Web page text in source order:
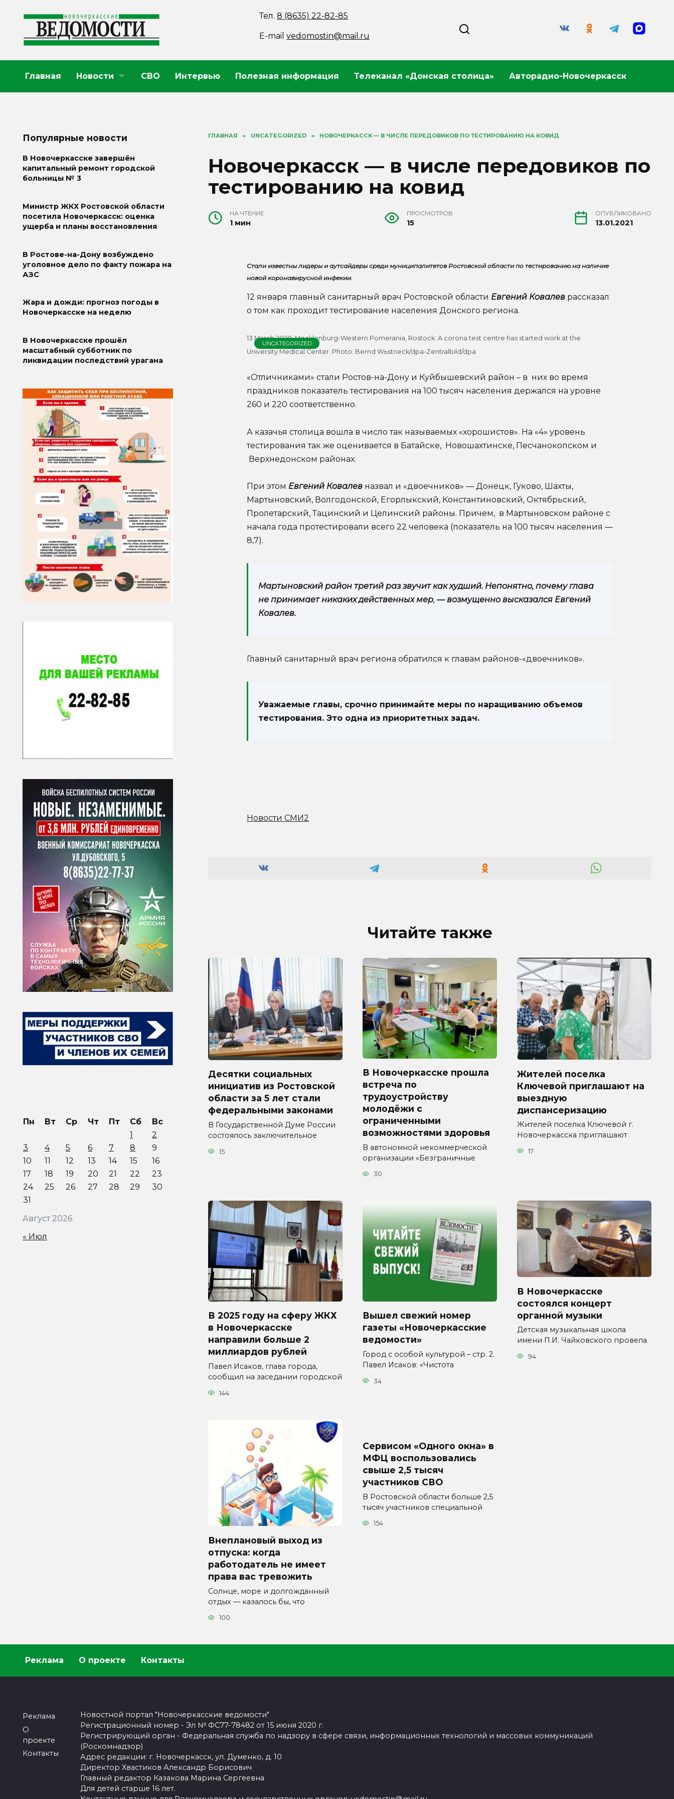
содержанию
Тел.8 (8635) 22-82-85
E-mailvedomostin@mail.ru
Главная Новости СВО Интервью Полезная информация Телеканал «Донская столица» Авторадио-Новочеркасск
ГЛАВНАЯ » UNCATEGORIZED » НОВОЧЕРКАССК — В ЧИСЛЕ ПЕРЕДОВИКОВ ПО ТЕСТИРОВАНИЮ НА КОВИД
Новочеркасск — в числе передовиков по
тестированию на ковид
НА ЧТЕНИЕ
1 мин
ПРОСМОТРОВ
15
ОПУБЛИКОВАНО
13.01.2021
Стали известны лидеры и аутсайдеры среди муниципалитетов Ростовской области по тестированию на наличие
новой коронавирусной инфекии.
12 января главный санитарный врач Ростовской области Евгений Ковалев рассказал
о том как проходит тестирование населения Донского региона.
13 March 2020, Mecklenburg-Western Pomerania, Rostock: A corona test centre has started work at the
University Medical Center. Photo: Bernd Wьstneck/dpa-Zentralbild/dpa
UNCATEGORIZED
«Отличниками» стали Ростов-на-Дону и Куйбышевский район – в них во время
праздников показатель тестирования на 100 тысяч населения держался на уровне
260 и 220 соответственно.
А казачья столица вошла в число так называемых «хорошистов». На «4» уровень
тестирования так же оценивается в Батайске, Новошахтинске, Песчанокопском и
Верхнедонском районах.
При этом Евгений Ковалев назвал и «двоечников» — Донецк, Гуково, Шахты,
Мартыновский, Волгодонской, Егорлыкский, Константиновский, Октябрьский,
Пролетарский, Тацинский и Целинский районы. Причем, в Мартыновском районе с
начала года протестировали всего 22 человека (показатель на 100 тысяч населения —
8,7).
Мартыновский район третий раз звучит как худший. Непонятно, почему глава
не принимает никаких действенных мер, — возмущенно высказался Евгений
Ковалев.
Главный санитарный врач региона обратился к главам районов-«двоечников».
Уважаемые главы, срочно принимайте меры по наращиванию объемов
тестирования. Это одна из приоритетных задач.
Новости СМИ2
Читайте также
Десятки социальных
инициатив из Ростовской
области за 5 лет стали
федеральными законами
В Государственной Думе России
состоялось заключительное
15
В Новочеркасске прошла
встреча по
трудоустройству
молодёжи с
ограниченными
возможностями здоровья
В автономной некоммерческой
организации «Безграничные
30
Жителей поселка
Ключевой приглашают на
выездную
диспансеризацию
Жителей поселка Ключевой г.
Новочеркасска приглашают
17
В 2025 году на сферу ЖКХ
в Новочеркасске
направили больше 2
миллиардов рублей
Павел Исаков, глава города,
сообщил на заседании городской
144
Вышел свежий номер
газеты «Новочеркасские
ведомости»
Город с особой культурой – стр. 2.
Павел Исаков: «Чистота
34
В Новочеркасске
состоялся концерт
органной музыки
Детская музыкальная школа
имени П.И. Чайковского провела
94
Внеплановый выход из
отпуска: когда
работодатель не имеет
права вас тревожить
Солнце, море и долгожданный
отдых — казалось бы, что
100
Сервисом «Одного окна» в
МФЦ воспользовались
свыше 2,5 тысяч
участников СВО
В Ростовской области больше 2,5
тысяч участников специальной
154
Популярные новости
В Новочеркасске завершён
капитальный ремонт городской
больницы № 3
Министр ЖКХ Ростовской области
посетила Новочеркасск: оценка
ущерба и планы восстановления
В Ростове-на-Дону возбуждено
уголовное дело по факту пожара на
АЗС
Жара и дожди: прогноз погоды в
Новочеркасске на неделю
В Новочеркасске прошёл
масштабный субботник по
ликвидации последствий урагана
Август 2026
Пн Вт Ср Чт Пт Сб
Вс
1
2
3
4 5 6 7 8
9
10
11 12 13 14 15
16
17
18 19 20 21 22
23
24
25 26 27 28 29
30
31
« Июл
Реклама О проекте Контакты
Реклама
О
проекте
Контакты
Новостной портал "Новочеркасские ведомости"
Регистрационный номер - Эл № ФС77-78482 от 15 июня 2020 г.
Регистрирующий орган - Федеральная служба по надзору в сфере связи, информационных технологий и массовых коммуникаций
(Роскомнадзор)
Адрес редакции: г. Новочеркасск, ул. Думенко, д. 10
Директор Хвастиков Александр Борисович
Главный редактор Казакова Марина Сергеевна
Для детей старше 16 лет.